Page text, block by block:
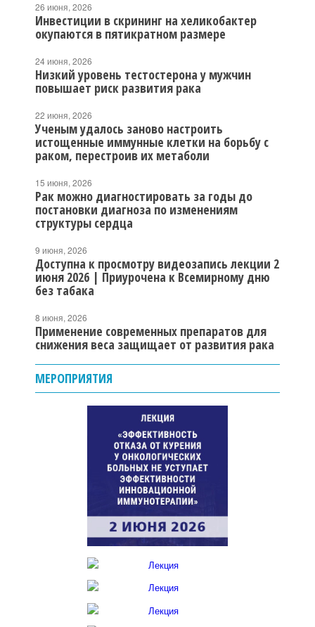
26 июня, 2026
Инвестиции в скрининг на хеликобактер
окупаются в пятикратном размере
24 июня, 2026
Низкий уровень тестостерона у мужчин
повышает риск развития рака
22 июня, 2026
Ученым удалось заново настроить
истощенные иммунные клетки на борьбу с
раком, перестроив их метаболи
15 июня, 2026
Рак можно диагностировать за годы до
постановки диагноза по изменениям
структуры сердца
9 июня, 2026
Доступна к просмотру видеозапись лекции 2
июня 2026 | Приурочена к Всемирному дню
без табака
8 июня, 2026
Применение современных препаратов для
снижения веса защищает от развития рака
МЕРОПРИЯТИЯ